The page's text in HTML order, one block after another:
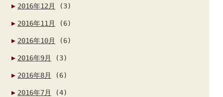
2016年12月 (3)
2016年11月 (6)
2016年10月 (6)
2016年9月 (3)
2016年8月 (6)
2016年7月 (4)